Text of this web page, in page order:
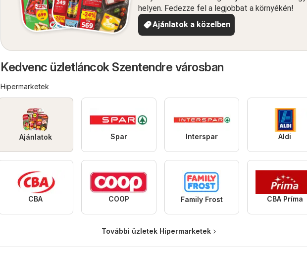
helyen. Fedezze fel a legjobbat a környékén!
Ajánlatok a közelben
Kedvenc üzletláncok Szentendre városban
Hipermarketek
Ajánlatok Spar Interspar Aldi
CBA COOP Family Frost CBA Príma
További üzletek Hipermarketek